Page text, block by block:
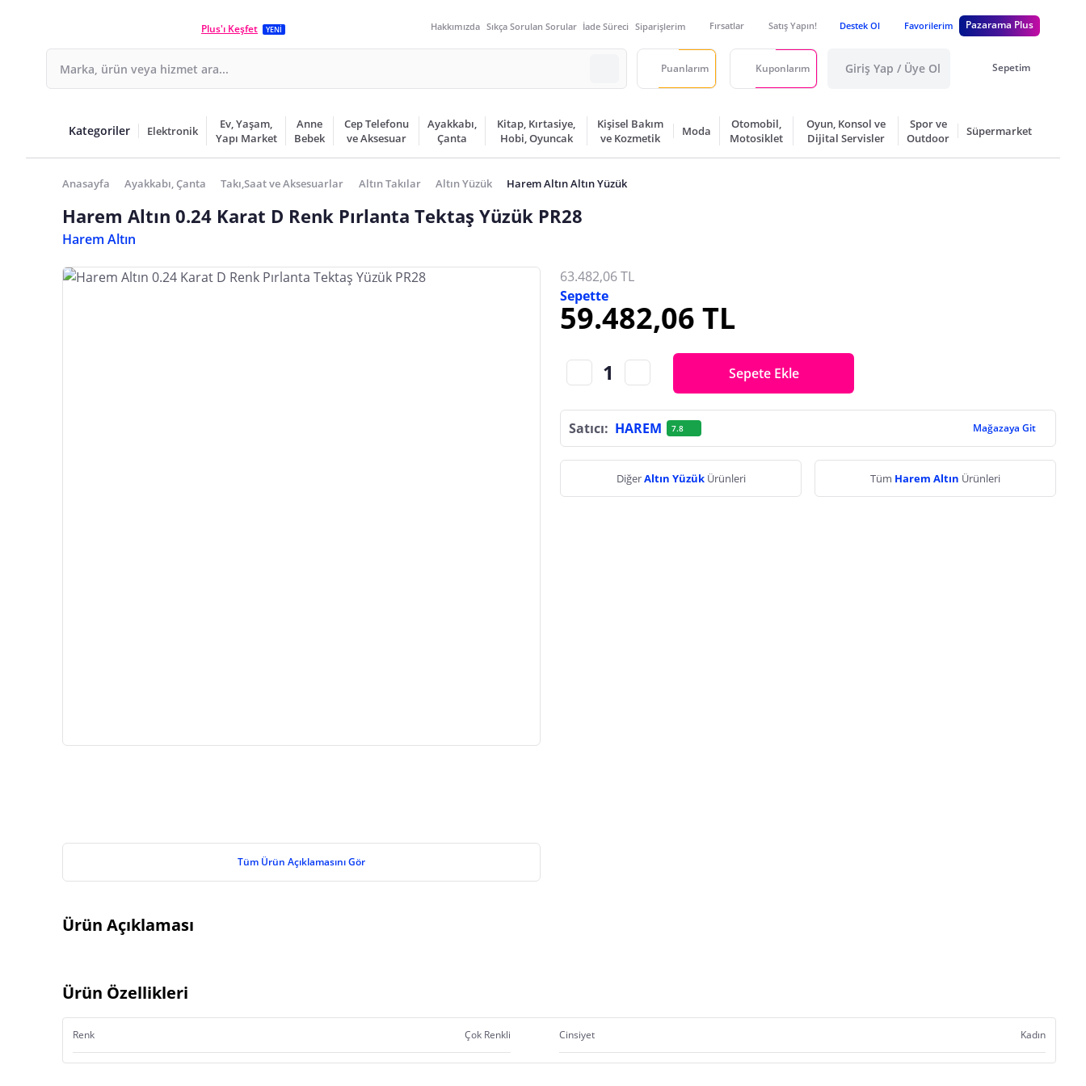
Plus'ı Keşfet YENİ Hakkımızda Sıkça Sorulan Sorular İade Süreci Siparişlerim Fırsatlar Satış Yapın! Destek Ol Favorilerim Pazarama Plus
Puanlarım Kuponlarım Giriş Yap / Üye Ol Sepetim
Kategoriler Elektronik
Ev, Yaşam,
Yapı Market
Anne
Bebek
Cep Telefonu
ve Aksesuar
Ayakkabı,
Çanta
Kitap, Kırtasiye,
Hobi, Oyuncak
Kişisel Bakım
ve Kozmetik
Moda
Otomobil,
Motosiklet
Oyun, Konsol ve
Dijital Servisler
Spor ve
Outdoor
Süpermarket
Anasayfa Ayakkabı, Çanta Takı,Saat ve Aksesuarlar Altın Takılar Altın Yüzük Harem Altın Altın Yüzük
Harem Altın 0.24 Karat D Renk Pırlanta Tektaş Yüzük PR28
Harem Altın
Tüm Ürün Açıklamasını Gör
63.482,06 TL
Sepette
59.482,06 TL
Sepete Ekle
Satıcı: HAREM 7.8 Mağazaya Git
DiğerAltın Yüzük Ürünleri Tüm Harem Altın Ürünleri
Ürün Açıklaması
Ürün Özellikleri
Renk Çok Renkli Cinsiyet Kadın